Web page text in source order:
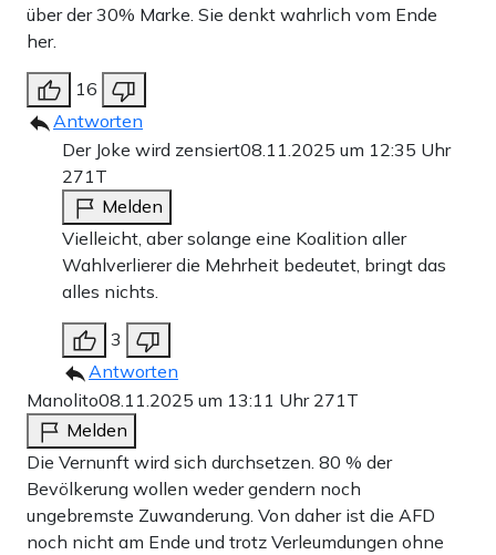
über der 30% Marke. Sie denkt wahrlich vom Ende
her.
16
Antworten
Der Joke wird zensiert08.11.2025 um 12:35 Uhr
271T
Melden
Vielleicht, aber solange eine Koalition aller
Wahlverlierer die Mehrheit bedeutet, bringt das
alles nichts.
3
Antworten
Manolito08.11.2025 um 13:11 Uhr 271T
Melden
Die Vernunft wird sich durchsetzen. 80 % der
Bevölkerung wollen weder gendern noch
ungebremste Zuwanderung. Von daher ist die AFD
noch nicht am Ende und trotz Verleumdungen ohne